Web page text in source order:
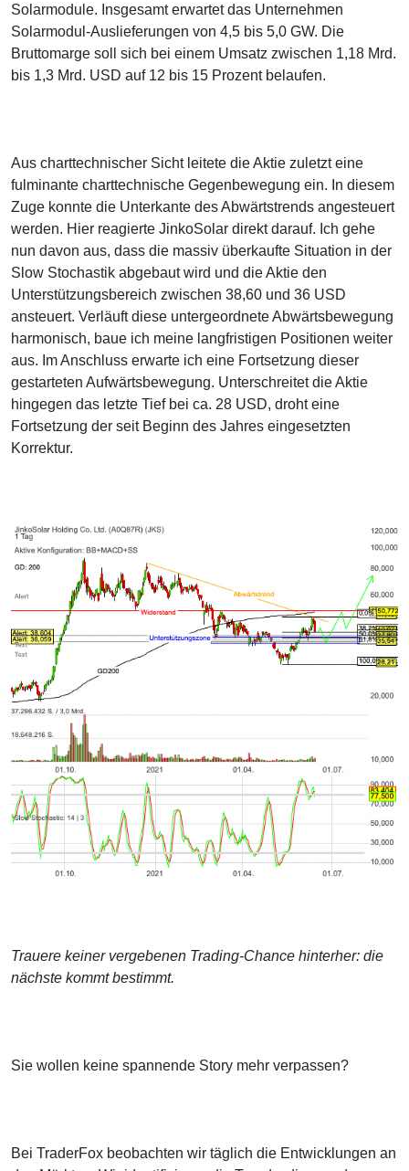
Solarmodule. Insgesamt erwartet das Unternehmen
Solarmodul-Auslieferungen von 4,5 bis 5,0 GW. Die
Bruttomarge soll sich bei einem Umsatz zwischen 1,18 Mrd.
bis 1,3 Mrd. USD auf 12 bis 15 Prozent belaufen.
Aus charttechnischer Sicht leitete die Aktie zuletzt eine
fulminante charttechnische Gegenbewegung ein. In diesem
Zuge konnte die Unterkante des Abwärtstrends angesteuert
werden. Hier reagierte JinkoSolar direkt darauf. Ich gehe
nun davon aus, dass die massiv überkaufte Situation in der
Slow Stochastik abgebaut wird und die Aktie den
Unterstützungsbereich zwischen 38,60 und 36 USD
ansteuert. Verläuft diese untergeordnete Abwärtsbewegung
harmonisch, baue ich meine langfristigen Positionen weiter
aus. Im Anschluss erwarte ich eine Fortsetzung dieser
gestarteten Aufwärtsbewegung. Unterschreitet die Aktie
hingegen das letzte Tief bei ca. 28 USD, droht eine
Fortsetzung der seit Beginn des Jahres eingesetzten
Korrektur.
Trauere keiner vergebenen Trading-Chance hinterher: die
nächste kommt bestimmt.
Sie wollen keine spannende Story mehr verpassen?
Bei TraderFox beobachten wir täglich die Entwicklungen an